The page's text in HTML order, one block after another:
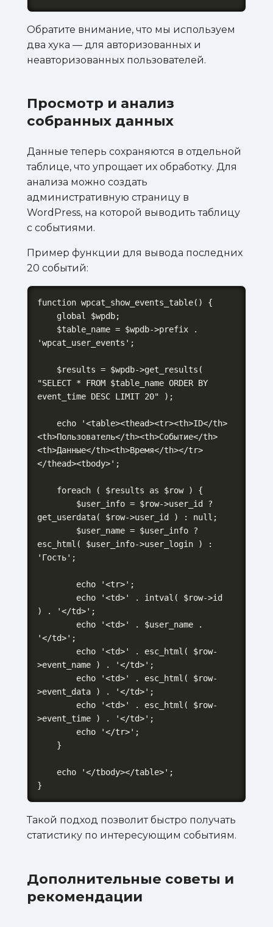
Обратите внимание, что мы используем
два хука — для авторизованных и
неавторизованных пользователей.
Просмотр и анализ
собранных данных
Данные теперь сохраняются в отдельной
таблице, что упрощает их обработку. Для
анализа можно создать
административную страницу в
WordPress, на которой выводить таблицу
с событиями.
Пример функции для вывода последних
20 событий:
function wpcat_show_events_table() {
'wpcat_user_events';
"SELECT * FROM $table_name ORDER BY
event_time DESC LIMIT 20" );
<th>Пользователь</th><th>Событие</th>
<th>Данные</th><th>Время</th></tr>
</thead><tbody>';
get_userdata( $row->user_id ) : null;
esc_html( $user_info->user_login ) :
'Гость';
) . '</td>';
'</td>';
>event_name ) . '</td>';
>event_data ) . '</td>';
>event_time ) . '</td>';
}
Такой подход позволит быстро получать
статистику по интересующим событиям.
Дополнительные советы и
рекомендации